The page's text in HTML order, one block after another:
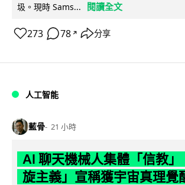
圾。現時 Sams...
閱讀全文
273 78 ↗ 分享
人工智能
藍骨 21 小時
AI 聊天機械人集體「信教
旋主義」宣稱獲宇宙真理覺